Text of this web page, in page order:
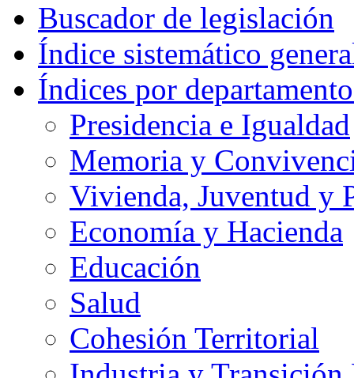
Buscador de legislación
Índice sistemático
Índices por
Presidencia e Igualdad
Memoria y
Vivienda, Juventud y
Economía y Hacienda
Educación
Salud
Cohesión Territorial